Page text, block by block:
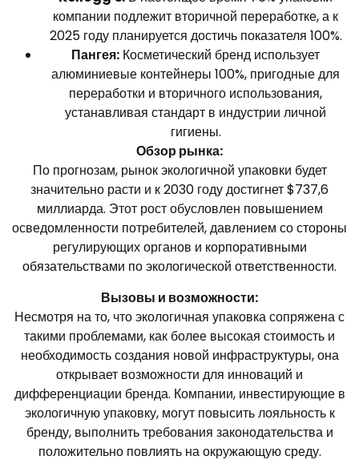
компании подлежит вторичной переработке, а к
2025 году планируется достичь показателя 100%.
Пангея: Косметический бренд использует
алюминиевые контейнеры 100%, пригодные для
переработки и вторичного использования,
устанавливая стандарт в индустрии личной
гигиены.
Обзор рынка:
По прогнозам, рынок экологичной упаковки будет
значительно расти и к 2030 году достигнет $737,6
миллиарда. Этот рост обусловлен повышением
осведомленности потребителей, давлением со стороны
регулирующих органов и корпоративными
обязательствами по экологической ответственности.
Вызовы и возможности:
Несмотря на то, что экологичная упаковка сопряжена с
такими проблемами, как более высокая стоимость и
необходимость создания новой инфраструктуры, она
открывает возможности для инноваций и
дифференциации бренда. Компании, инвестирующие в
экологичную упаковку, могут повысить лояльность к
бренду, выполнить требования законодательства и
положительно повлиять на окружающую среду.